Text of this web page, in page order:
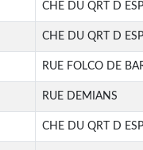
CHE DU QRT D
CHE DU QRT D
RUE FOLCO DE
RUE DEMIANS
CHE DU QRT D